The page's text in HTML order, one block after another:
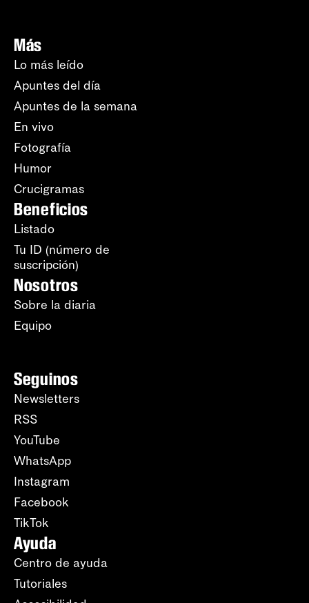
Más
Lo más leído
Apuntes del día
Apuntes de la semana
En vivo
Fotografía
Humor
Crucigramas
Beneficios
Listado
Tu ID (número de
suscripción)
Nosotros
Sobre la diaria
Equipo
Seguinos
Newsletters
RSS
YouTube
WhatsApp
Instagram
Facebook
TikTok
Ayuda
Centro de ayuda
Tutoriales